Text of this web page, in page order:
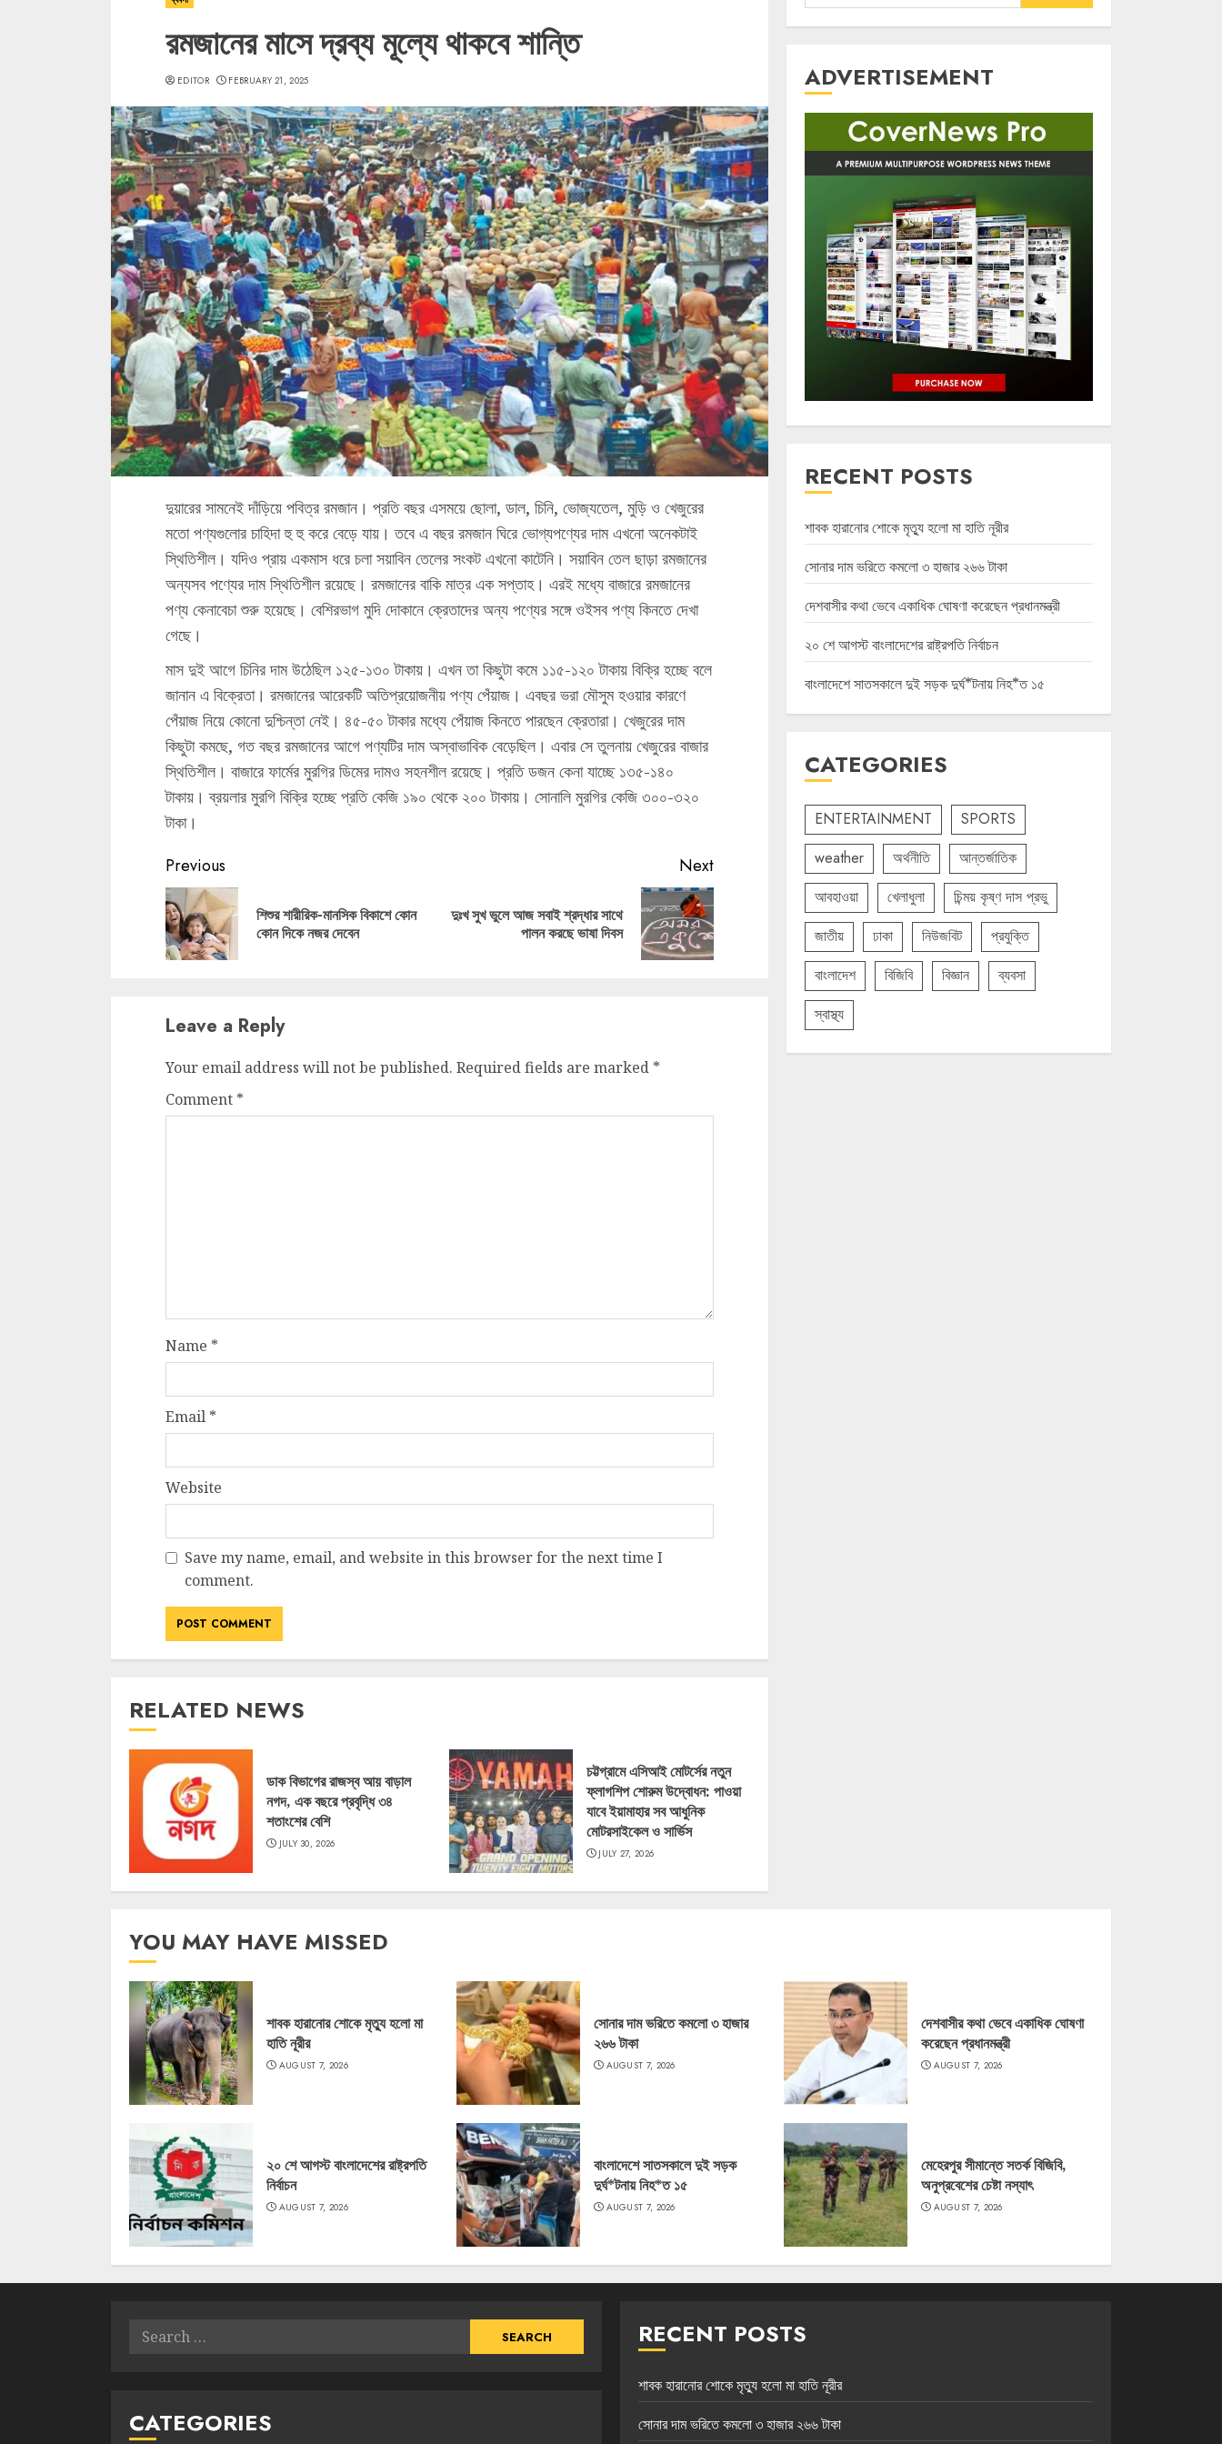
রমজানের মাসে দ্রব্য মূল্যে থাকবে শান্তি
EDITOR FEBRUARY 21, 2025
দুয়ারের সামনেই দাঁড়িয়ে পবিত্র রমজান। প্রতি বছর এসময়ে ছোলা, ডাল, চিনি, ভোজ্যতেল, মুড়ি ও খেজুরের
মতো পণ্যগুলোর চাহিদা হু হু করে বেড়ে যায়। তবে এ বছর রমজান ঘিরে ভোগ্যপণ্যের দাম এখনো অনেকটাই
স্থিতিশীল। যদিও প্রায় একমাস ধরে চলা সয়াবিন তেলের সংকট এখনো কাটেনি। সয়াবিন তেল ছাড়া রমজানের
অন্যসব পণ্যের দাম স্থিতিশীল রয়েছে। রমজানের বাকি মাত্র এক সপ্তাহ। এরই মধ্যে বাজারে রমজানের
পণ্য কেনাবেচা শুরু হয়েছে। বেশিরভাগ মুদি দোকানে ক্রেতাদের অন্য পণ্যের সঙ্গে ওইসব পণ্য কিনতে দেখা
গেছে।
মাস দুই আগে চিনির দাম উঠেছিল ১২৫-১৩০ টাকায়। এখন তা কিছুটা কমে ১১৫-১২০ টাকায় বিক্রি হচ্ছে বলে
জানান এ বিক্রেতা। রমজানের আরেকটি অতিপ্রয়োজনীয় পণ্য পেঁয়াজ। এবছর ভরা মৌসুম হওয়ার কারণে
পেঁয়াজ নিয়ে কোনো দুশ্চিন্তা নেই। ৪৫-৫০ টাকার মধ্যে পেঁয়াজ কিনতে পারছেন ক্রেতারা। খেজুরের দাম
কিছুটা কমছে, গত বছর রমজানের আগে পণ্যটির দাম অস্বাভাবিক বেড়েছিল। এবার সে তুলনায় খেজুরের বাজার
স্থিতিশীল। বাজারে ফার্মের মুরগির ডিমের দামও সহনশীল রয়েছে। প্রতি ডজন কেনা যাচ্ছে ১৩৫-১৪০
টাকায়। ব্রয়লার মুরগি বিক্রি হচ্ছে প্রতি কেজি ১৯০ থেকে ২০০ টাকায়। সোনালি মুরগির কেজি ৩০০-৩২০
টাকা।
Continue
Reading
Previous
Previous
শিশুর শারীরিক-মানসিক বিকাশে কোন
কোন দিকে নজর দেবেন
Next
Next
দুঃখ সুখ ভুলে আজ সবাই শ্রদ্ধার সাথে
পালন করছে ভাষা দিবস
Leave a Reply
Your email address will not be published. Required fields are marked *
Comment *
Name *
Email *
Website
Save my name, email, and website in this browser for the next time I
comment.
RELATED NEWS
ডাক বিভাগের রাজস্ব আয় বাড়াল
নগদ, এক বছরে প্রবৃদ্ধি ৩৪
শতাংশের বেশি
JULY 30, 2026
চট্টগ্রামে এসিআই মোটর্সের নতুন
ফ্লাগশিপ শোরুম উদ্বোধন: পাওয়া
যাবে ইয়ামাহার সব আধুনিক
মোটরসাইকেল ও সার্ভিস
JULY 27, 2026
for:
ADVERTISEMENT
RECENT POSTS
শাবক হারানোর শোকে মৃত্যু হলো মা হাতি নূরীর
সোনার দাম ভরিতে কমলো ৩ হাজার ২৬৬ টাকা
দেশবাসীর কথা ভেবে একাধিক ঘোষণা করেছেন প্রধানমন্ত্রী
২০ শে আগস্ট বাংলাদেশের রাষ্ট্রপতি নির্বাচন
বাংলাদেশে সাতসকালে দুই সড়ক দুর্ঘ*টনায় নিহ*ত ১৫
CATEGORIES
ENTERTAINMENT
SPORTS
weather
অর্থনীতি
আন্তর্জাতিক
আবহাওয়া
খেলাধুলা
চিন্ময় কৃষ্ণ দাস প্রভু
জাতীয়
ঢাকা নিউজবিট
প্রযুক্তি
বাংলাদেশ
বিজিবি বিজ্ঞান
ব্যবসা
স্বাস্থ্য
YOU MAY HAVE MISSED
শাবক হারানোর শোকে মৃত্যু হলো মা
হাতি নূরীর
AUGUST 7, 2026
সোনার দাম ভরিতে কমলো ৩ হাজার
২৬৬ টাকা
AUGUST 7, 2026
দেশবাসীর কথা ভেবে একাধিক ঘোষণা
করেছেন প্রধানমন্ত্রী
AUGUST 7, 2026
২০ শে আগস্ট বাংলাদেশের রাষ্ট্রপতি
নির্বাচন
AUGUST 7, 2026
বাংলাদেশে সাতসকালে দুই সড়ক
দুর্ঘ*টনায় নিহ*ত ১৫
AUGUST 7, 2026
মেহেরপুর সীমান্তে সতর্ক বিজিবি,
অনুপ্রবেশের চেষ্টা নস্যাৎ
AUGUST 7, 2026
Search
CATEGORIES
RECENT POSTS
শাবক হারানোর শোকে মৃত্যু হলো মা হাতি নূরীর
সোনার দাম ভরিতে কমলো ৩ হাজার ২৬৬ টাকা